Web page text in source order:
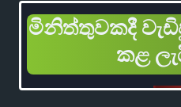
මිනිත්තුවකදී
කළ